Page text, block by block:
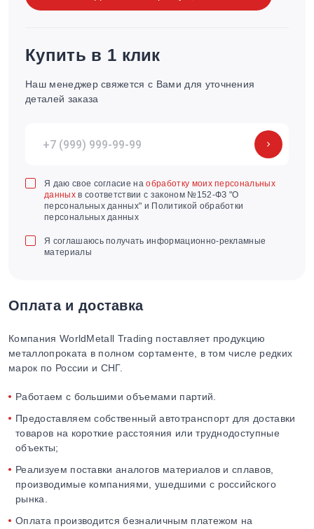
Купить в 1 клик
Наш менеджер свяжется с Вами для уточнения
деталей заказа
Я даю свое согласие наобработку моих персональных
данныхв соответствии с законом №152-ФЗ "О
персональных данных" и Политикой обработки
персональных данных
Я соглашаюсь получать информационно-рекламные
материалы
Оплата и доставка
Компания WorldMetall Trading поставляет продукцию
металлопроката в полном сортаменте, в том числе редких
марок по России и СНГ.
Работаем с большими объемами партий.
Предоставляем собственный автотранспорт для доставки
товаров на короткие расстояния или труднодоступные
объекты;
Реализуем поставки аналогов материалов и сплавов,
производимые компаниями, ушедшими с российского
рынка.
Оплата производится безналичным платежом на